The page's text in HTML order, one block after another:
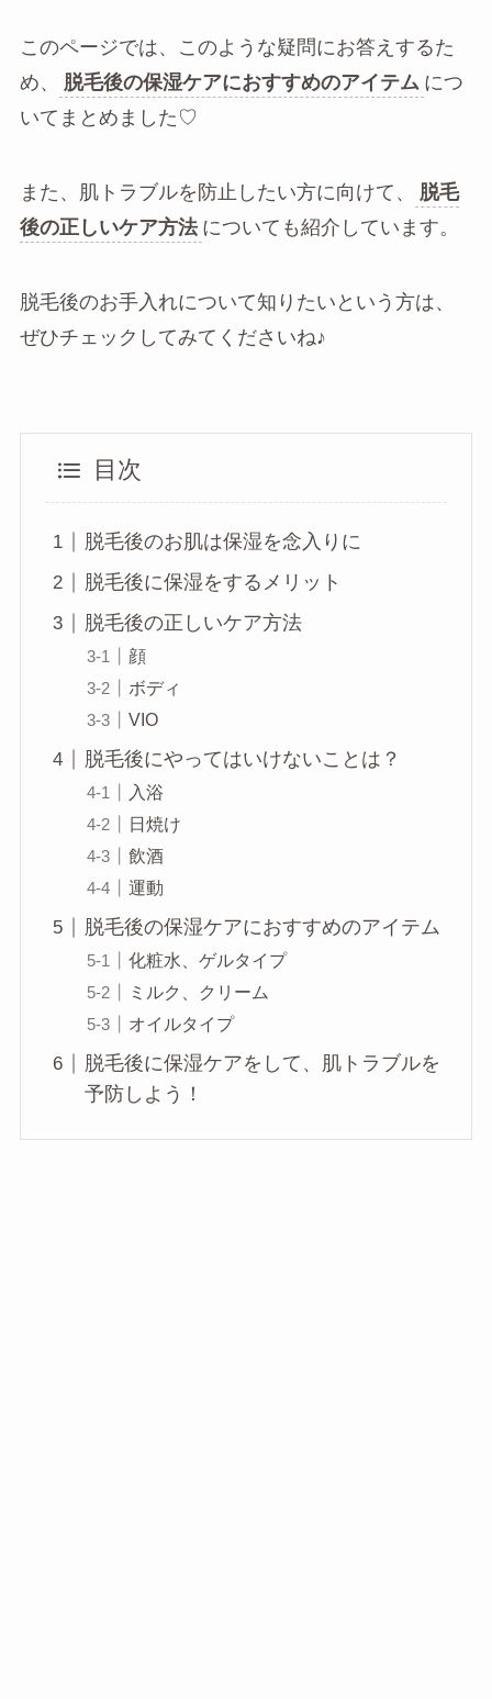
このページでは、このような疑問にお答えするた
め、
脱毛後の保湿ケアにおすすめのアイテム につ
いてまとめました♡
また、肌トラブルを防止したい方に向けて、
脱毛
後の正しいケア方法 についても紹介しています。
脱毛後のお手入れについて知りたいという方は、
ぜひチェックしてみてくださいね♪
目次
脱毛後のお肌は保湿を念入りに
脱毛後に保湿をするメリット
脱毛後の正しいケア方法
顔
ボディ
VIO
脱毛後にやってはいけないことは？
入浴
日焼け
飲酒
運動
脱毛後の保湿ケアにおすすめのアイテム
化粧水、ゲルタイプ
ミルク、クリーム
オイルタイプ
脱毛後に保湿ケアをして、肌トラブルを
予防しよう！